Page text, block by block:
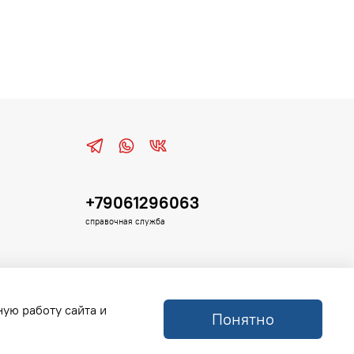
+79061296063
справочная служба
работу сайта и Понятно